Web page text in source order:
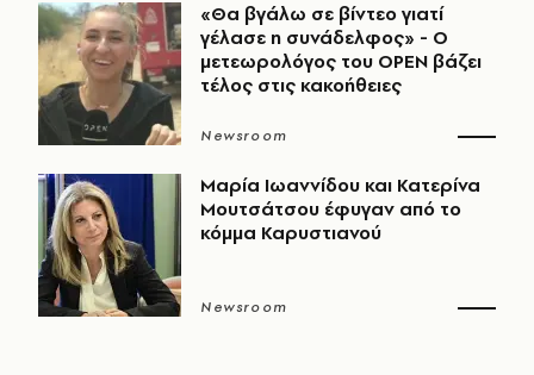
«Θα βγάλω σε βίντεο γιατί
γέλασε η συνάδελφος» - Ο
μετεωρολόγος του OPEN βάζει
τέλος στις κακοήθειες
Newsroom
Μαρία Ιωαννίδου και Κατερίνα
Μουτσάτσου έφυγαν από το
κόμμα Καρυστιανού
Newsroom